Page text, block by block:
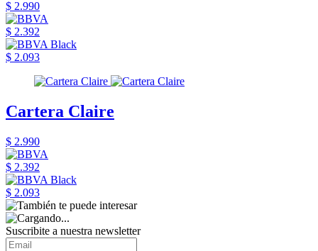
$ 2.990
$ 2.392
$ 2.093
Cartera Claire
$ 2.990
$ 2.392
$ 2.093
Suscribite a nuestra newsletter